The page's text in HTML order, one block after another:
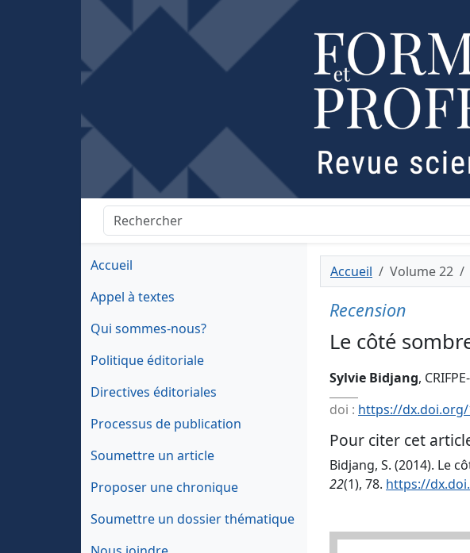
Accueil
Appel à textes
Qui sommes-nous?
Politique éditoriale
Directives éditoriales
Processus de publication
Soumettre un article
Proposer une chronique
Soumettre un dossier thématique
Accueil Volume 22
Recension
Le côté
Sylvie Bidjang,
doi : https://dx.doi.org/
Pour citer cet
Bidjang, S. (2014). Le
22(1), 78. https://